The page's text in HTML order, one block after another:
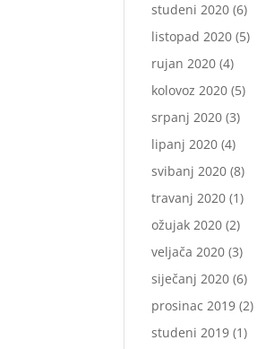
studeni 2020 (6)
listopad 2020 (5)
rujan 2020 (4)
kolovoz 2020 (5)
srpanj 2020 (3)
lipanj 2020 (4)
svibanj 2020 (8)
travanj 2020 (1)
ožujak 2020 (2)
veljača 2020 (3)
siječanj 2020 (6)
prosinac 2019 (2)
studeni 2019 (1)